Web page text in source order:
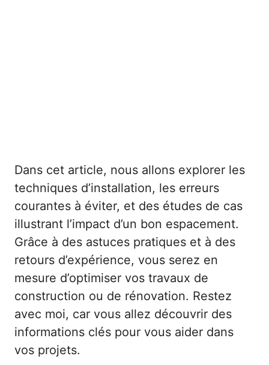
Dans cet article, nous allons explorer les
techniques d’installation, les erreurs
courantes à éviter, et des études de cas
illustrant l’impact d’un bon espacement.
Grâce à des astuces pratiques et à des
retours d’expérience, vous serez en
mesure d’optimiser vos travaux de
construction ou de rénovation. Restez
avec moi, car vous allez découvrir des
informations clés pour vous aider dans
vos projets.